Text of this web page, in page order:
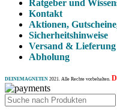
Ratgeber und
Kontakt
Aktionen,
Sicherheitshinweise
Versand & Lieferung
Abholung
DEINEMAGNETEN 2021. Alle Rechte vorbehalten. D